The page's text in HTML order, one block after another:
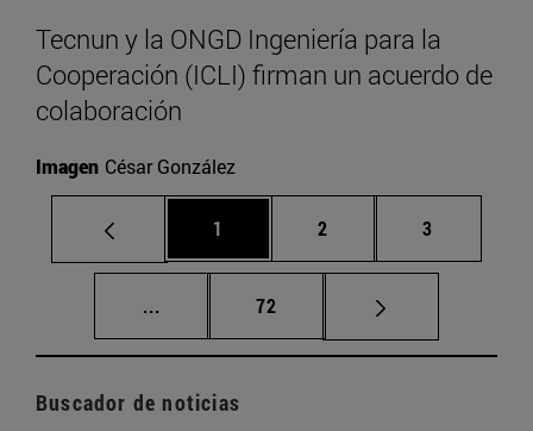
Tecnun y la ONGD Ingeniería para la
Cooperación (ICLI) firman un acuerdo de
colaboración
Imagen César González
Página
1 Página
2 Página
3
... Páginas intermedias Use TAB para
Página
72
Buscador de noticias